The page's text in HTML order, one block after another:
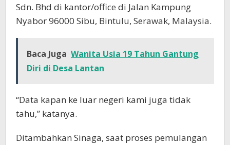
Sdn. Bhd di kantor/office di Jalan Kampung
Nyabor 96000 Sibu, Bintulu, Serawak, Malaysia.
Baca Juga Wanita Usia 19 Tahun Gantung
Diri di Desa Lantan
“Data kapan ke luar negeri kami juga tidak
tahu,” katanya.
Ditambahkan Sinaga, saat proses pemulangan